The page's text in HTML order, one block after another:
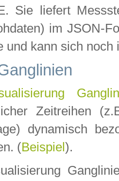
Sie liefert
im JSON-
und kann sich noch
Zeitreihen
dynamisch
(Beispiel ).